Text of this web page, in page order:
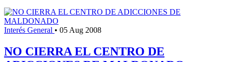
Interés General • 05 Aug 2008
NO CIERRA EL CENTRO DE